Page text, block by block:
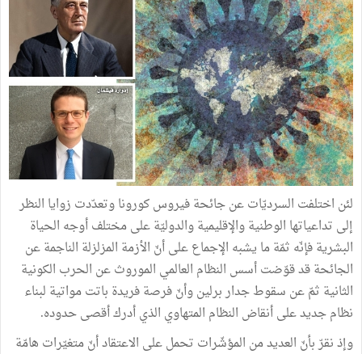
لئن اختلفت السرديّات عن جائحة فيروس كورونا وتعدّدت زوايا النظر
إلى تداعياتها الوطنية والإقليمية والدوليّة على مختلف أوجه الحياة
البشرية فإنّه ثمّة ما يشبه الإجماع على أنّ الأزمة المزلزلة الناجمة عن
الجائحة قد قوّضت أسس النظام العالمي الموروث عن الحرب الكونية
الثانية ثمّ عن سقوط جدار برلين وأنّ فرصة فريدة باتت مواتية لبناء
نظام جديد على أنقاض النظام المتهاوي الذي أدرك أقصى حدوده.
وإذ نقرّ بأنّ العديد من المؤشّرات تحمل على الاعتقاد أنّ متغيّرات هامّة